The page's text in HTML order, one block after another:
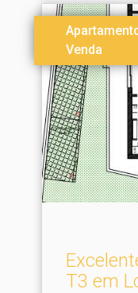
Venda
T3 em